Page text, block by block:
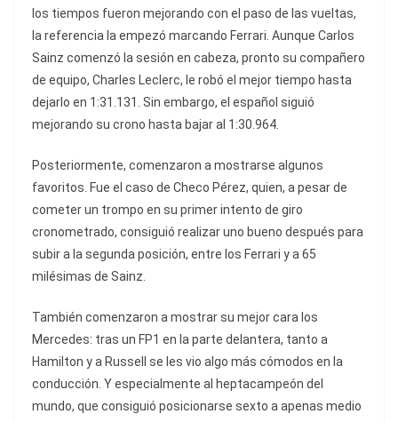
los tiempos fueron mejorando con el paso de las vueltas,
la referencia la empezó marcando Ferrari. Aunque Carlos
Sainz comenzó la sesión en cabeza, pronto su compañero
de equipo, Charles Leclerc, le robó el mejor tiempo hasta
dejarlo en 1:31.131. Sin embargo, el español siguió
mejorando su crono hasta bajar al 1:30.964.
Posteriormente, comenzaron a mostrarse algunos
favoritos. Fue el caso de Checo Pérez, quien, a pesar de
cometer un trompo en su primer intento de giro
cronometrado, consiguió realizar uno bueno después para
subir a la segunda posición, entre los Ferrari y a 65
milésimas de Sainz.
También comenzaron a mostrar su mejor cara los
Mercedes: tras un FP1 en la parte delantera, tanto a
Hamilton y a Russell se les vio algo más cómodos en la
conducción. Y especialmente al heptacampeón del
mundo, que consiguió posicionarse sexto a apenas medio